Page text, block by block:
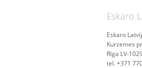
Eskaro
Eskaro
Kurzemes
Rīga LV-
tel. +371